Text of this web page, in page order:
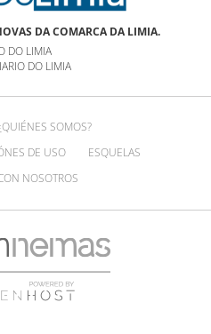
DA COMARCA DA LIMIA.
DO LIMIA
DO LIMIA
SOMOS?
DE USO
ESQUELAS
NOSOTROS